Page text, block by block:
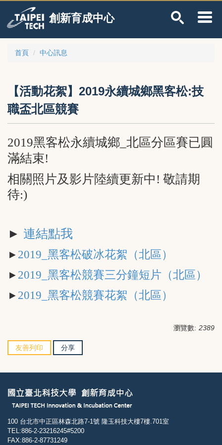
主
要
創新育成中心
首頁 中心訊息
【活動花絮】2019永續城鄉黑客松:技
職盃北區競賽
2019黑客松永續城鄉_北區分區賽已圓
滿結束!
相關照片及影片陸續更新中! 敬請期
待:)
► 連結點我
► 2019_黑客松破冰花絮（北區）
► 2019_黑客松競賽三分鐘短片（北區）
► 2019_黑客松競賽花絮（北區）
瀏覽數: 2389
友善列印 分享
100 台北市中正區林森北路7-1號 隆玉科技大樓7樓.701室
TEL:886-2-23216245#5200
FAX:886-2-87731249